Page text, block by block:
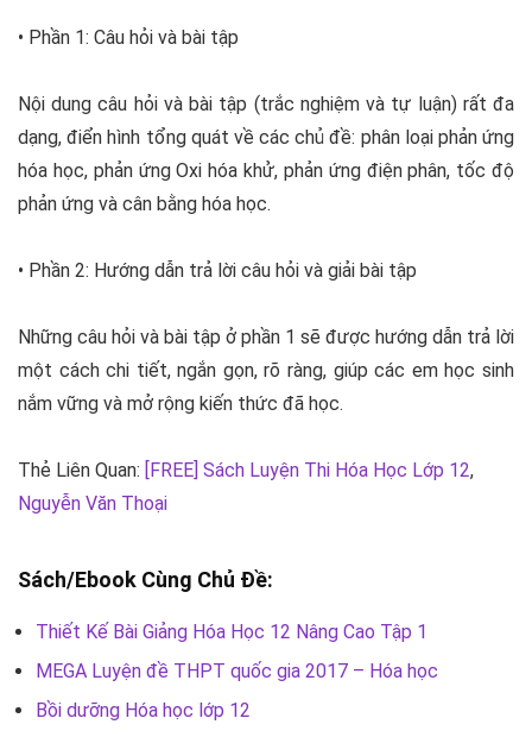
• Phần 1: Câu hỏi và bài tập
Nội dung câu hỏi và bài tập (trắc nghiệm và tự luận) rất đa
dạng, điển hình tổng quát về các chủ đề: phân loại phản ứng
hóa học, phản ứng Oxi hóa khử, phản ứng điện phân, tốc độ
phản ứng và cân bằng hóa học.
• Phần 2: Hướng dẫn trả lời câu hỏi và giải bài tập
Những câu hỏi và bài tập ở phần 1 sẽ được hướng dẫn trả lời
một cách chi tiết, ngắn gọn, rõ ràng, giúp các em học sinh
nắm vững và mở rộng kiến thức đã học.
Thẻ Liên Quan: [FREE] Sách Luyện Thi Hóa Học Lớp 12,
Nguyễn Văn Thoại
Sách/Ebook Cùng Chủ Đề:
Thiết Kế Bài Giảng Hóa Học 12 Nâng Cao Tập 1
MEGA Luyện đề THPT quốc gia 2017 – Hóa học
Bồi dưỡng Hóa học lớp 12